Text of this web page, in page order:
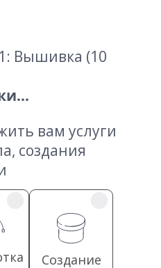
Вышивка (10
вам услуги
создания
Создание